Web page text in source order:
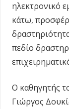
ηλεκτρονικό
κάτω,
πεδίο
Ο καθηγητής
Γιώργος